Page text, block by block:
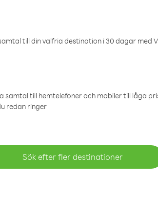
till din valfria destination i 30 dagar med
till hemtelefoner och mobiler till låga
redan ringer
Sök efter fler destinationer